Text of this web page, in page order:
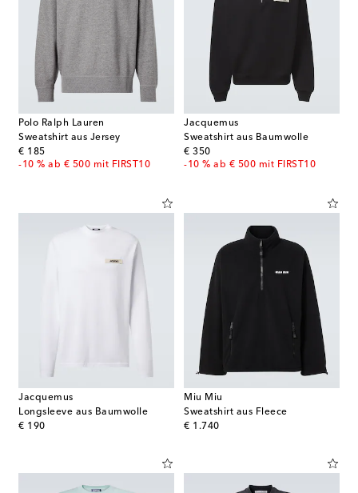
Polo Ralph Lauren
Sweatshirt aus Jersey
€ 185
original price
-10 % ab € 500 mit FIRST10
Jacquemus
Sweatshirt aus Baumwolle
€ 350
original price
-10 % ab € 500 mit FIRST10
Jacquemus
Longsleeve aus Baumwolle
€ 190
original price
Miu Miu
Sweatshirt aus Fleece
€ 1.740
original price